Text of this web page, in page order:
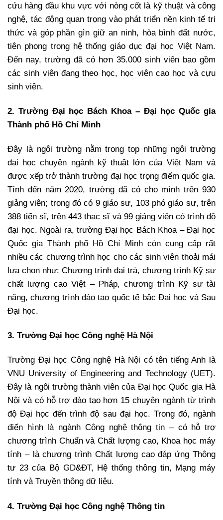
cứu hàng đầu khu vực với nòng cốt là kỹ thuật và công
nghệ, tác động quan trọng vào phát triển nền kinh tế tri
thức và góp phần gìn giữ an ninh, hòa bình đất nước,
tiên phong trong hệ thống giáo dục đại học Việt Nam.
Đến nay, trường đã có hơn 35.000 sinh viên bao gồm
các sinh viên đang theo học, học viên cao học và cựu
sinh viên.
2. Trường Đại học Bách Khoa – Đại học Quốc gia
Thành phố Hồ Chí Minh
Đây là ngôi trường nằm trong top những ngôi trường
đại học chuyên ngành kỹ thuật lớn của Việt Nam và
được xếp trở thành trường đại học trọng điểm quốc gia.
Tính đến năm 2020, trường đã có cho mình trên 930
giảng viên; trong đó có 9 giáo sư, 103 phó giáo sư, trên
388 tiến sĩ, trên 443 thạc sĩ và 99 giảng viên có trình độ
đại học. Ngoài ra, trường Đại học Bách Khoa – Đại học
Quốc gia Thành phố Hồ Chí Minh còn cung cấp rất
nhiều các chương trình học cho các sinh viên thoải mái
lựa chọn như: Chương trình đại trà, chương trình Kỹ sư
chất lượng cao Việt – Pháp, chương trình Kỹ sư tài
năng, chương trình đào tạo quốc tế bậc Đại học và Sau
Đại học.
3. Trường Đại học Công nghệ Hà Nội
Trường Đại học Công nghệ Hà Nội có tên tiếng Anh là
VNU University of Engineering and Technology (UET).
Đây là ngôi trường thành viên của Đại học Quốc gia Hà
Nội và có hỗ trợ đào tạo hơn 15 chuyên ngành từ trình
độ Đại học đến trình độ sau đại học. Trong đó, ngành
điển hình là ngành Công nghệ thông tin – có hỗ trợ
chương trình Chuẩn và Chất lượng cao, Khoa học máy
tính – là chương trình Chất lượng cao đáp ứng Thông
tư 23 của Bộ GD&ĐT, Hệ thống thông tin, Mạng máy
tính và Truyền thông dữ liệu.
4. Trường Đại học Công nghệ Thông tin